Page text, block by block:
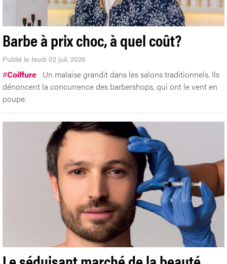
Barbe à prix choc, à quel coût?
Publié le Jeudi 02 juil. 2026
dénoncent la concurrence des barbershops, qui ont le vent en